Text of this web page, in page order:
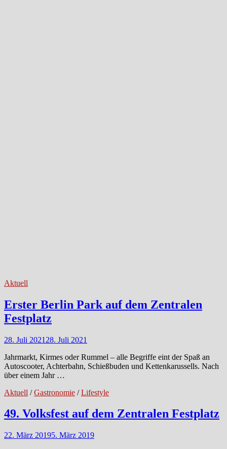
Aktuell
Erster Berlin Park auf dem Zentralen
Festplatz
28. Juli 2021 28. Juli 2021
Jahrmarkt, Kirmes oder Rummel – alle Begriffe eint der Spaß an
Autoscooter, Achterbahn, Schießbuden und Kettenkarussells. Nach
über einem Jahr …
Aktuell /Gastronomie /Lifestyle
49. Volksfest auf dem Zentralen Festplatz
22. März 20195. März 2019